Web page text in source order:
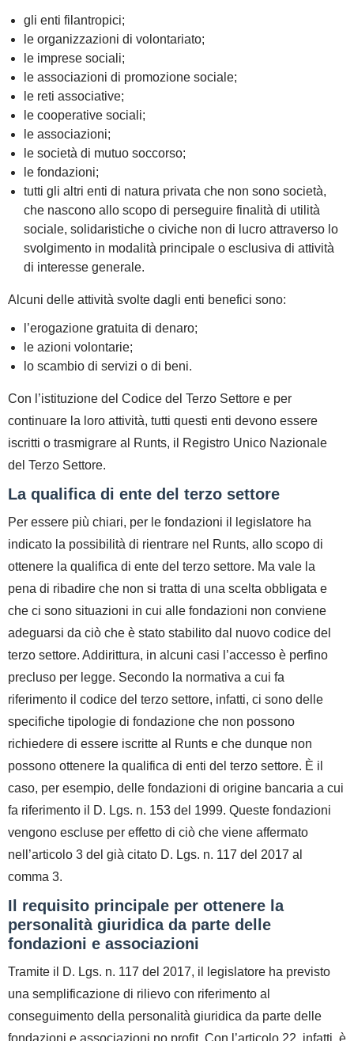
gli enti filantropici;
le organizzazioni di volontariato;
le imprese sociali;
le associazioni di promozione sociale;
le reti associative;
le cooperative sociali;
le associazioni;
le società di mutuo soccorso;
le fondazioni;
tutti gli altri enti di natura privata che non sono società,
che nascono allo scopo di perseguire finalità di utilità
sociale, solidaristiche o civiche non di lucro attraverso lo
svolgimento in modalità principale o esclusiva di attività
di interesse generale.
Alcuni delle attività svolte dagli enti benefici sono:
l’erogazione gratuita di denaro;
le azioni volontarie;
lo scambio di servizi o di beni.
Con l’istituzione del Codice del Terzo Settore e per
continuare la loro attività, tutti questi enti devono essere
iscritti o trasmigrare al Runts, il Registro Unico Nazionale
del Terzo Settore.
La qualifica di ente del terzo settore
Per essere più chiari, per le fondazioni il legislatore ha
indicato la possibilità di rientrare nel Runts, allo scopo di
ottenere la qualifica di ente del terzo settore. Ma vale la
pena di ribadire che non si tratta di una scelta obbligata e
che ci sono situazioni in cui alle fondazioni non conviene
adeguarsi da ciò che è stato stabilito dal nuovo codice del
terzo settore. Addirittura, in alcuni casi l’accesso è perfino
precluso per legge. Secondo la normativa a cui fa
riferimento il codice del terzo settore, infatti, ci sono delle
specifiche tipologie di fondazione che non possono
richiedere di essere iscritte al Runts e che dunque non
possono ottenere la qualifica di enti del terzo settore. È il
caso, per esempio, delle fondazioni di origine bancaria a cui
fa riferimento il
D. Lgs. n. 153 del 1999. Queste fondazioni
vengono escluse per effetto di ciò che viene affermato
nell’articolo 3 del già citato D. Lgs. n. 117 del 2017 al
comma 3.
Il requisito principale per ottenere la
personalità giuridica da parte delle
fondazioni e associazioni
Tramite il D. Lgs. n. 117 del 2017, il legislatore ha previsto
una semplificazione di rilievo con riferimento al
conseguimento della personalità giuridica da parte delle
fondazioni e associazioni no profit. Con l’articolo 22, infatti, è